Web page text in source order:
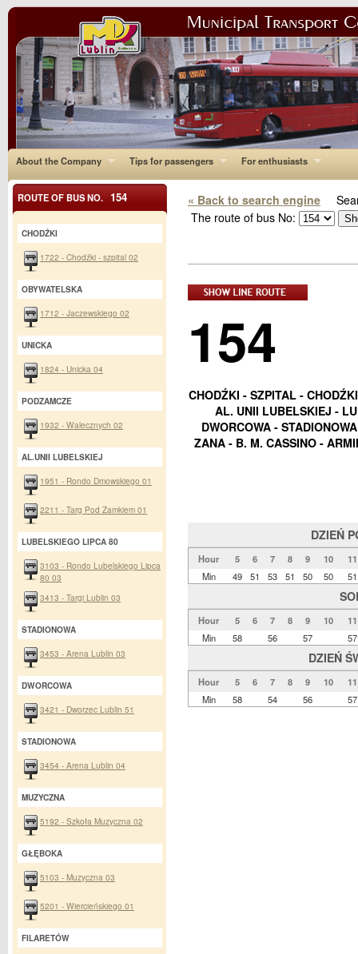
About the Company Tips for passengers For enthusiasts
« Back to search engine
The route of bus No:
154
CHODŹKI - SZPITAL -
AL. UNII LUBELSKIEJ -
DWORCOWA -
ZANA - B. M. CASSINO -
DZIEŃ
Hour 5 6 7 8 9 10
11
Min
49 51 53 51 50 50 51
Hour 5 6 7 8 9 10
11
Min
58 56 57 57
DZIEŃ
Hour 5 6 7 8 9 10
11
Min
58 54 56 57
ROUTE OF BUS NO. 154
CHODŹKI
1722 - Chodźki - szpital 02
OBYWATELSKA
1712 - Jaczewskiego 02
UNICKA
1824 - Unicka 04
PODZAMCZE
1932 - Walecznych 02
AL.UNII LUBELSKIEJ
1951 - Rondo Dmowskiego 01
2211 - Targ Pod Zamkiem 01
LUBELSKIEGO LIPCA 80
3103 - Rondo Lubelskiego Lipca
80 03
3413 - Targi Lublin 03
STADIONOWA
3453 - Arena Lublin 03
DWORCOWA
3421 - Dworzec Lublin 51
STADIONOWA
3454 - Arena Lublin 04
MUZYCZNA
5192 - Szkoła Muzyczna 02
GŁĘBOKA
5103 - Muzyczna 03
5201 - Wiercieńskiego 01
FILARETÓW